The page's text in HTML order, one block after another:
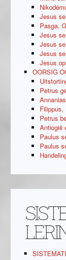
Jesus
Pasga,
Jesus
Jesus
Jesus
Jesus
OORSIG
Petrus
Filippus,
Petrus
Antiogië
Paulus
Paulus